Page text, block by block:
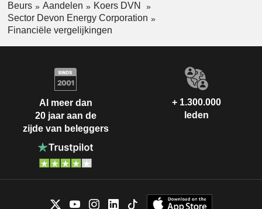
Beurs Aandelen
Koers DVN
Sector Devon Energy Corporation
Financiële vergelijkingen
Al meer dan
20 jaar aan de
zijde van beleggers
+ 1.300.000
leden